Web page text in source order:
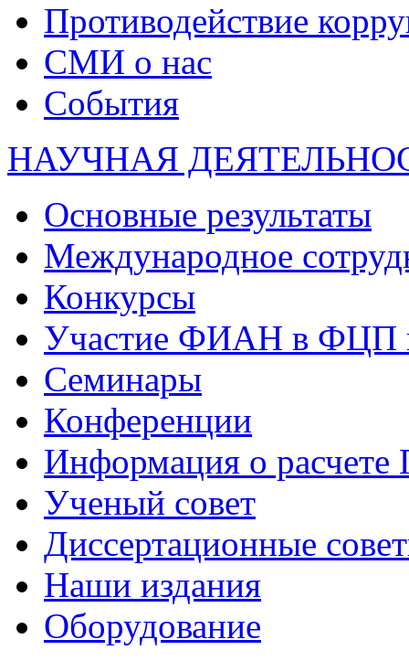
Противодействие
СМИ о нас
События
НАУЧНАЯ
Основные результаты
Международное
Конкурсы
Участие ФИАН в ФЦП
Семинары
Конференции
Информация о
Ученый совет
Диссертационные
Наши издания
Оборудование